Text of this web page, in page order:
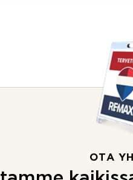
OTA